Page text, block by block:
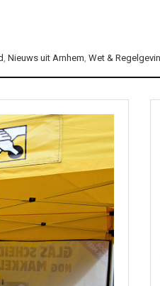
, Nieuws uit Arnhem, Wet &